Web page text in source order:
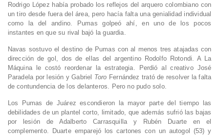
Rodrigo López había probado los reflejos del arquero colombiano con
un tiro desde fuera del área, pero hacía falta una genialidad individual
como la del andino. Pumas golpeó ahí, en uno de los pocos
instantes en que su rival bajó la guardia.
Navas sostuvo el destino de Pumas con al menos tres atajadas con
dirección de gol, dos de ellas del argentino Rodolfo Rotondi. A La
Máquina le costó reordenar la estrategia. Perdió al creativo José
Paradela por lesión y Gabriel Toro Fernández trató de resolver la falta
de contundencia de los delanteros. Pero no pudo solo.
Los Pumas de Juárez escondieron la mayor parte del tiempo las
debilidades de un plantel corto, limitado, que además sufrió las bajas
por lesión de Adalberto Carrasquilla y Rubén Duarte en el
complemento. Duarte emparejó los cartones con un autogol (53) y